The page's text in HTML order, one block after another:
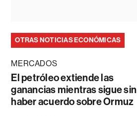
OTRAS NOTICIAS ECONÓMICAS
MERCADOS
El petróleo extiende las
ganancias mientras sigue sin
haber acuerdo sobre Ormuz